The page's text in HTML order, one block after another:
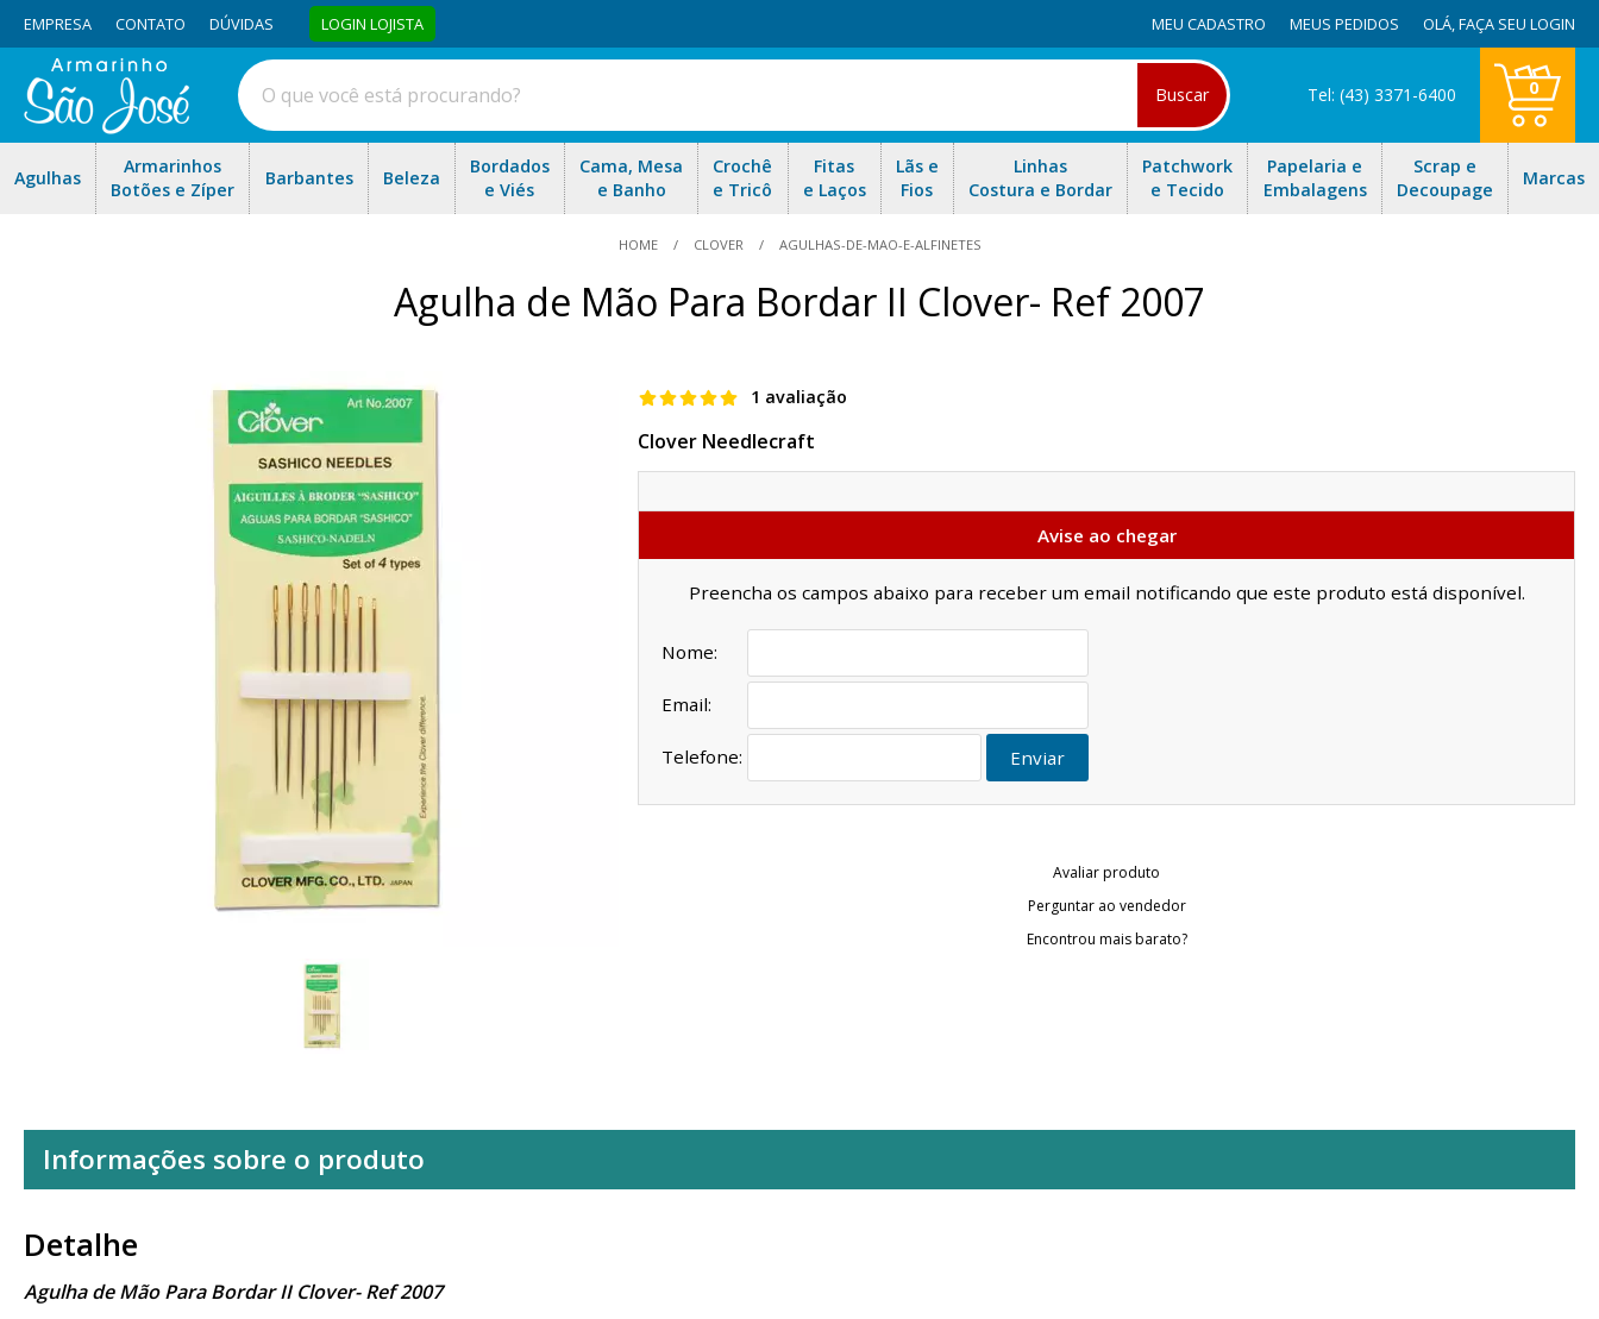
EMPRESA CONTATO DÚVIDAS LOGIN LOJISTA MEU CADASTRO MEUS PEDIDOS OLÁ,FAÇA SEU LOGIN
Buscar Tel: (43) 3371-6400 0
Agulhas
Armarinhos
Botões e Zíper
Barbantes Beleza
Bordados
e Viés
Cama, Mesa
e Banho
Crochê
e Tricô
Fitas
e Laços
Lãs e
Fios
Linhas
Costura e Bordar
Patchwork
e Tecido
Papelaria e
Embalagens
Scrap e
Decoupage
Marcas
HOME CLOVER AGULHAS-DE-MAO-E-ALFINETES
Agulha de Mão Para Bordar II Clover- Ref 2007
1 avaliação
Clover Needlecraft
Avise ao chegar
Preencha os campos abaixo para receber um email notificando que este produto está disponível.
Nome:
Email:
Telefone: Enviar
Avaliar produto
Perguntar ao vendedor
Encontrou mais barato?
Informações sobre o produto
Detalhe
Agulha de Mão Para Bordar II Clover- Ref 2007